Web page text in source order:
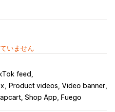
いません
feed
Product videos, Video banner
Shop App, Fuego